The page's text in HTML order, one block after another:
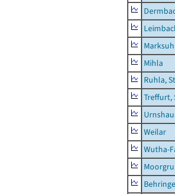
Mihla
Ruhla,
Treffurt,
Weilar
Wutha-